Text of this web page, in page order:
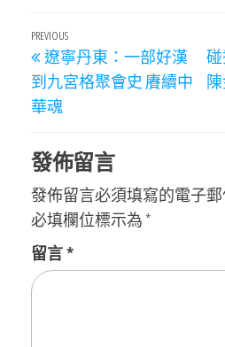
文
章
導
Previous
Post
PREVIOUS
遼寧丹東：一部好漢
到九宮格聚會史 賡續中
華魂
發佈留言
發佈留言必須填寫的電子
必填欄位標示為 *
留言*